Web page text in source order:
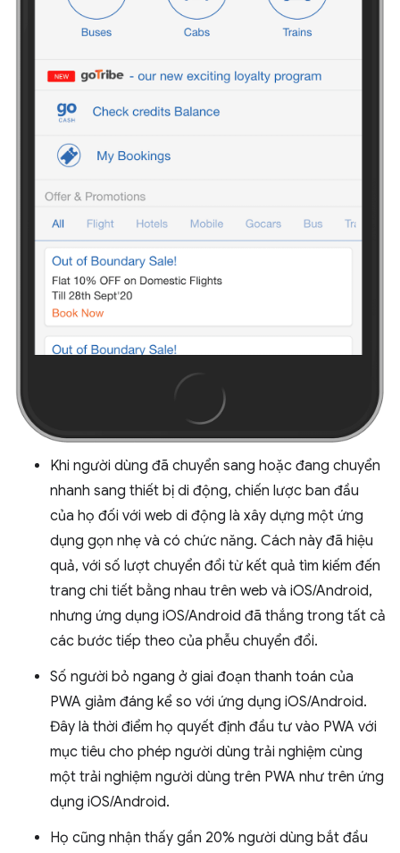
Khi người dùng đã chuyển sang hoặc đang chuyển
nhanh sang thiết bị di động, chiến lược ban đầu
của họ đối với web di động là xây dựng một ứng
dụng gọn nhẹ và có chức năng. Cách này đã hiệu
quả, với số lượt chuyển đổi từ kết quả tìm kiếm đến
trang chi tiết bằng nhau trên web và iOS/Android,
nhưng ứng dụng iOS/Android đã thắng trong tất cả
các bước tiếp theo của phễu chuyển đổi.
Số người bỏ ngang ở giai đoạn thanh toán của
PWA giảm đáng kể so với ứng dụng iOS/Android.
Đây là thời điểm họ quyết định đầu tư vào PWA với
mục tiêu cho phép người dùng trải nghiệm cùng
một trải nghiệm người dùng trên PWA như trên ứng
dụng iOS/Android.
Họ cũng nhận thấy gần 20% người dùng bắt đầu